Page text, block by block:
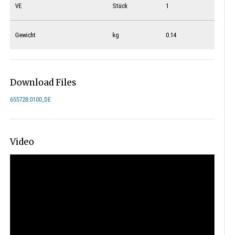
VE Stück 1
Gewicht kg 0.14
Download Files
655728.0100_DE
Video